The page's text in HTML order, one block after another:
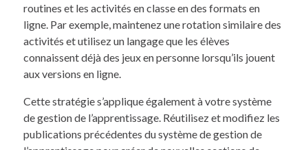
routines et les activités en classe en des formats en
ligne. Par exemple, maintenez une rotation similaire des
activités et utilisez un langage que les élèves
connaissent déjà des jeux en personne lorsqu’ils jouent
aux versions en ligne.
Cette stratégie s’applique également à votre système
de gestion de l’apprentissage. Réutilisez et modifiez les
publications précédentes du système de gestion de